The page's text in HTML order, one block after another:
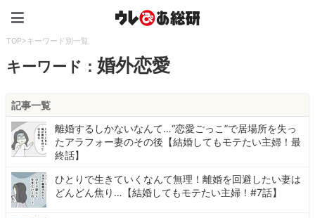
TOP>キーワード別一覧
キーワード：婚外恋愛
記事一覧
離婚するしかないなんて…“恋愛ごっこ”で居場所を失っ
たアラフォー妻のその後【結婚してもモテたい主婦！最
終話】
ひとりで生きていくなんて無理！離婚を回避したい妻は
どんどん焦り…【結婚してもモテたい主婦！#7話】